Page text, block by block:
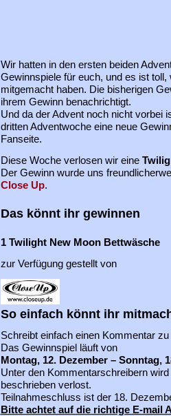
Wir hatten in den ersten beiden
Gewinnspiele für euch, und es ist toll,
mitgemacht haben. Die bisherigen
ihrem Gewinn benachrichtigt.
Und da der Advent noch nicht vorbei
dritten Adventwoche eine neue
Fanseite.
Diese Woche verlosen wir eine
Der Gewinn wurde uns
Close Up.
Das könnt ihr gewinnen
1 Twilight New Moon Bettwäsche
zur Verfügung gestellt von
So einfach könnt ihr
Schreibt einfach einen Kommentar
Das Gewinnspiel läuft von
Montag, 12. Dezember – Sonntag,
Unter den Kommentarschreibern
beschrieben verlost.
Teilnahmeschluss ist der 18.
Bitte achtet auf die richtige E-mail